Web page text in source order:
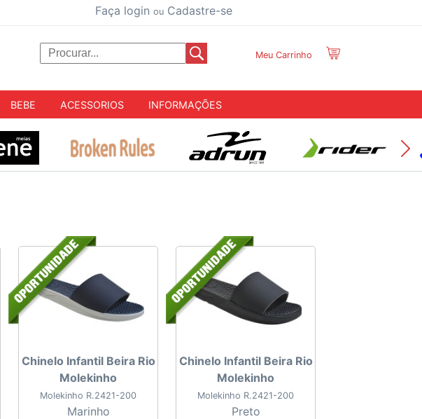
Faça login ou Cadastre-se
Meu Carrinho
BEBE ACESSORIOS INFORMAÇÕES
Chinelo Infantil Beira Rio
Molekinho
Molekinho R.2421-200
Marinho
Chinelo Infantil Beira Rio
Molekinho
Molekinho R.2421-200
Preto